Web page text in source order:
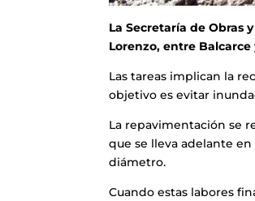
La Secretaría de Obras
Lorenzo, entre Balcarce
Las tareas implican la
objetivo es evitar
La repavimentación se
que se lleva adelante en
diámetro.
Cuando estas labores